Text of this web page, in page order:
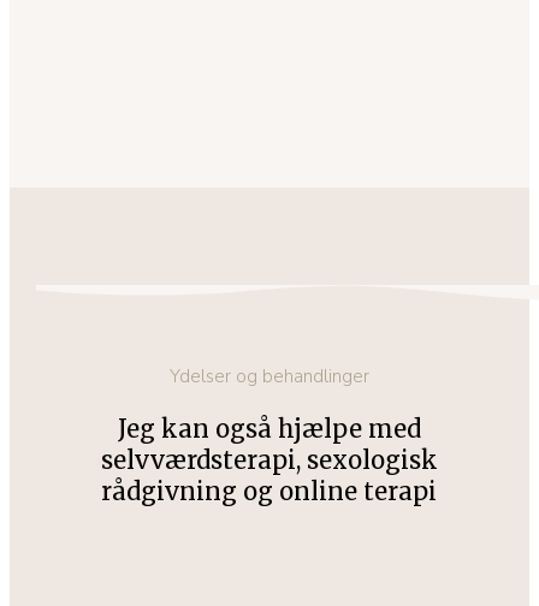
Ydelser og behandlinger
Jeg kan også hjælpe med
selvværdsterapi, sexologisk
rådgivning og online terapi